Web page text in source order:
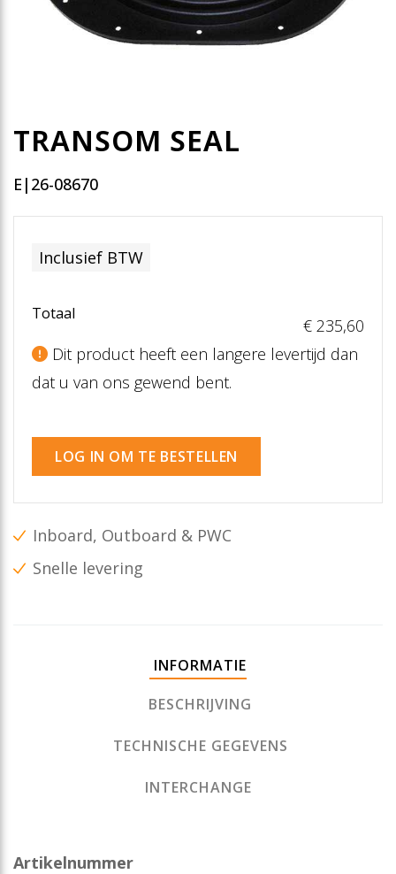
TRANSOM SEAL
E|26-08670
Inclusief BTW
Totaal
€ 235,60
Dit product heeft een langere levertijd dan
dat u van ons gewend bent.
LOG IN OM TE BESTELLEN
Inboard, Outboard & PWC
Snelle levering
INFORMATIE
BESCHRIJVING
TECHNISCHE GEGEVENS
INTERCHANGE
Artikelnummer